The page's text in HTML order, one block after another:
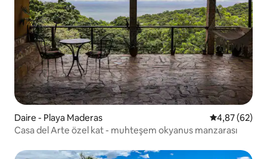
Daire - Playa Maderas 5 üzerinden
4,87 (62)
Casa del Arte özel kat - muhteşem okyanus manzarası